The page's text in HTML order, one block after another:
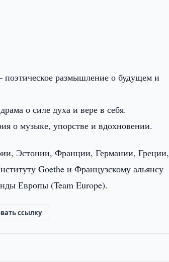
размышление о будущем и
о силе духа и вере в себя.
о музыке, упорстве и вдохновении.
Эстонии, Франции, Германии, Греции,
Goethe и Французскому альянсу
Европы (Team Europe).
ссылку